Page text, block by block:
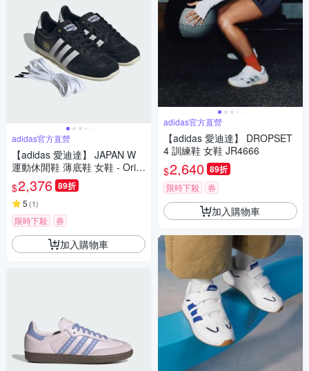
adidas官方直營
【adidas 愛迪達】 JAPAN W
運動休閒鞋 薄底鞋 女鞋 - Origi
nals IH5490
$2,376 89折
5 (1)
限時下殺 券
加入購物車
adidas官方直營
【adidas 愛迪達】 DROPSET
4 訓練鞋 女鞋 JR4666
$2,640 89折
限時下殺 券
加入購物車